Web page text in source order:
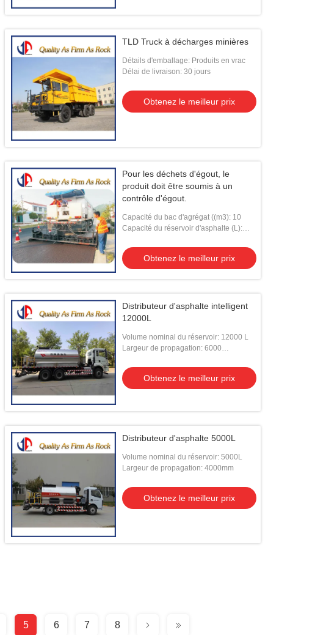
TLD Truck à décharges minières
Détails d'emballage: Produits en vrac
Délai de livraison: 30 jours
Obtenez le meilleur prix
Pour les déchets d'égout, le
produit doit être soumis à un
contrôle d'égout.
Capacité du bac d'agrégat ((m3): 10
Capacité du réservoir d'asphalte (L):
Obtenez le meilleur prix
Distributeur d'asphalte intelligent
12000L
Volume nominal du réservoir: 12000 L
Largeur de propagation: 6000
Obtenez le meilleur prix
Distributeur d'asphalte 5000L
Volume nominal du réservoir: 5000L
Largeur de propagation: 4000mm
Obtenez le meilleur prix
5 6 7 8